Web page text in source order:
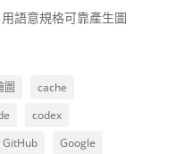
語意規格可靠產生圖
圖
cache
codex
GitHub
Google